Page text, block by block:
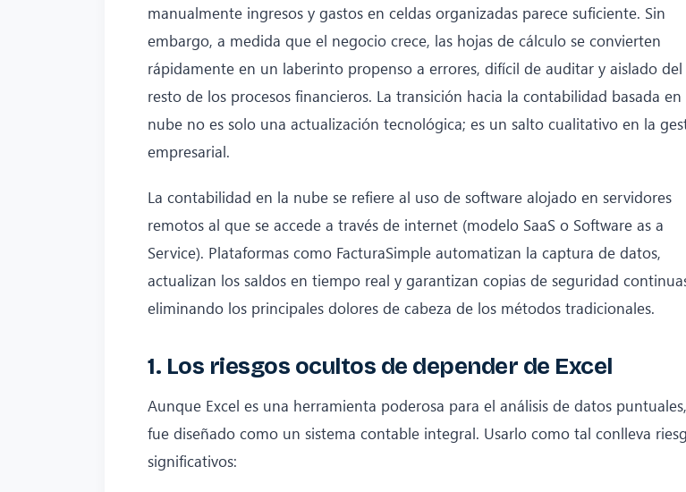
manualmente ingresos y gastos en celdas organizadas parece suficiente. Sin
embargo, a medida que el negocio crece, las hojas de cálculo se convierten
rápidamente en un laberinto propenso a errores, difícil de auditar y aislado del
resto de los procesos financieros. La transición hacia la contabilidad basada en
nube no es solo una actualización tecnológica; es un salto cualitativo en la
empresarial.
La contabilidad en la nube se refiere al uso de software alojado en servidores
remotos al que se accede a través de internet (modelo SaaS o Software as a
Service). Plataformas como FacturaSimple automatizan la captura de datos,
actualizan los saldos en tiempo real y garantizan copias de seguridad
eliminando los principales dolores de cabeza de los métodos tradicionales.
1. Los riesgos ocultos de depender de Excel
Aunque Excel es una herramienta poderosa para el análisis de datos
fue diseñado como un sistema contable integral. Usarlo como tal conlleva
significativos: